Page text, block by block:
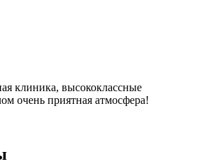
клиника, высококлассные
очень приятная атмосфера!